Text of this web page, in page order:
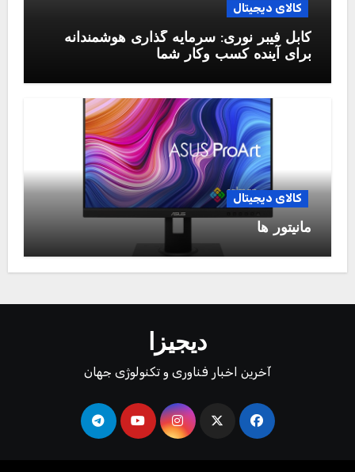
کالای دیجیتال
کابل فیبر نوری: سرمایه گذاری هوشمندانه
برای آینده کسب وکار شما
کالای دیجیتال
مانیتور ها
دیجیزا
آخرین اخبار فناوری و تکنولوژی جهان